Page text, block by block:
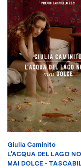
Giulia Caminito
L'ACQUA DEL LAGO
MAI DOLCE -